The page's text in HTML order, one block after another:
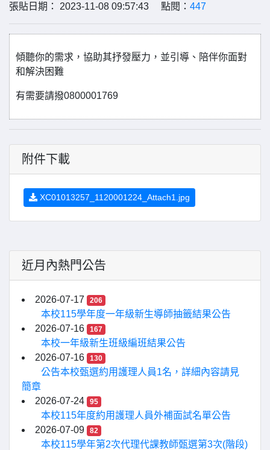
張貼日期： 2023-11-08 09:57:43 點閱： 447
傾聽你的需求，協助其抒發壓力，並引導、陪伴你面對
和解決困難
有需要請撥0800001769
附件下載
XC01013257_1120001224_Attach1.jpg
近月內熱門公告
2026-07-17 206
本校115學年度一年級新生導師抽籤結果公告
2026-07-16
167
本校一年級新生班級編班結果公告
2026-07-16
130
公告本校甄選約用護理人員1名，詳細內容請見
簡章
2026-07-24
95
本校115年度約用護理人員外補面試名單公告
2026-07-09
82
本校115學年第2次代理代課教師甄選第3次(階段)